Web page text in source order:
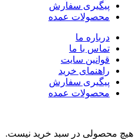
پیگیری سفارش
محصولات عمده
درباره ما
تماس با ما
قوانین سایت
راهنمای خرید
پیگیری سفارش
محصولات عمده
هیچ محصولی در سبد خرید نیست.